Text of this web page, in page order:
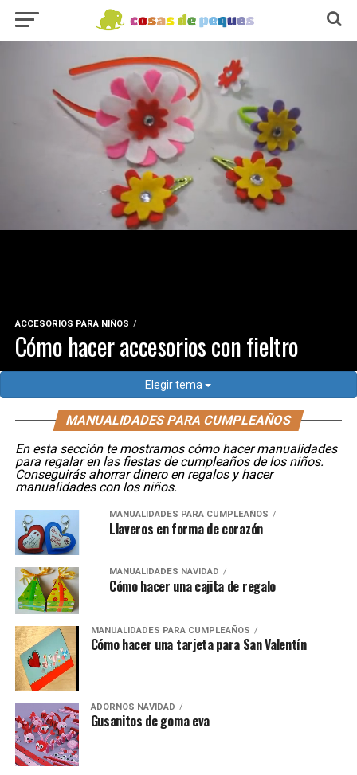
ACCESORIOS PARA NIÑOS
Cómo hacer accesorios con fieltro
Elegir tema
MANUALIDADES PARA CUMPLEAÑOS
En esta sección te mostramos cómo hacer manualidades
para regalar en las fiestas de cumpleaños de los niños.
Conseguirás ahorrar dinero en regalos y hacer
manualidades con los niños.
MANUALIDADES PARA CUMPLEAÑOS
Llaveros en forma de corazón
MANUALIDADES NAVIDAD
Cómo hacer una cajita de regalo
MANUALIDADES PARA CUMPLEAÑOS
Cómo hacer una tarjeta para San Valentín
ADORNOS NAVIDAD
Gusanitos de goma eva